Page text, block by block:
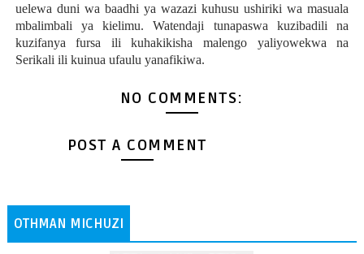
uelewa duni wa baadhi ya wazazi kuhusu ushiriki wa masuala
mbalimbali ya kielimu. Watendaji tunapaswa kuzibadili na
kuzifanya fursa ili kuhakikisha malengo yaliyowekwa na
Serikali ili kuinua ufaulu yanafikiwa.
NO COMMENTS:
POST A COMMENT
OTHMAN MICHUZI